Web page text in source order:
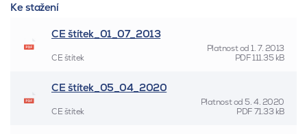
Ke stažení
CE štítek_01_07_2013
Platnost od1. 7. 2013
CE štítek
PDF111.35 kB
CE štítek_05_04_2020
Platnost od 5. 4. 2020
CE štítek
PDF71.33 kB